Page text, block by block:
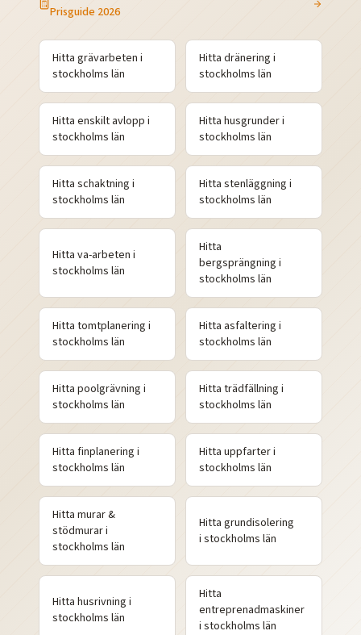
Prisguide 2026
Hitta grävarbeten i
stockholms län
Hitta dränering i
stockholms län
Hitta enskilt avlopp i
stockholms län
Hitta husgrunderi
stockholms län
Hitta schaktning i
stockholms län
Hitta stenläggning i
stockholms län
Hitta va-arbeten i
stockholms län
Hitta
bergsprängning i
stockholms län
Hitta tomtplanering i
stockholms län
Hitta asfaltering i
stockholms län
Hitta poolgrävning i
stockholms län
Hitta trädfällning i
stockholms län
Hitta finplanering i
stockholms län
Hitta uppfarteri
stockholms län
Hitta murar &
stödmurari
stockholms län
Hitta grundisolering
i stockholms län
Hitta husrivning i
stockholms län
Hitta
entreprenadmaskiner
i stockholms län